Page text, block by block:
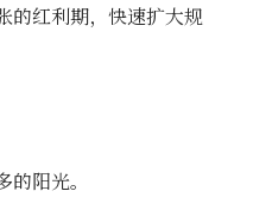
的红利期，快速扩大规
阳光。